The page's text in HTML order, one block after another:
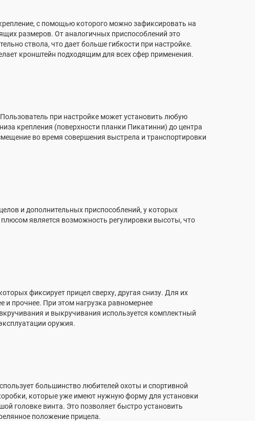
с помощью которого можно зафиксировать на
размеров. От аналогичных приспособлений это
ствола, что дает больше гибкости при настройке.
кронштейн подходящим для всех сфер применения.
при настройке может установить любую
крепления (поверхности планки Пикатинни) до центра
во время совершения выстрела и транспортировки
и дополнительных приспособлений, у которых
является возможность регулировки высоты, что
фиксирует прицел сверху, другая снизу. Для их
и прочнее. При этом нагрузка равномернее
и выкручивания используется комплектный
оружия.
большинство любителей охоты и спортивной
которые уже имеют нужную форму для установки
головке винта. Это позволяет быстро установить
положение прицела.